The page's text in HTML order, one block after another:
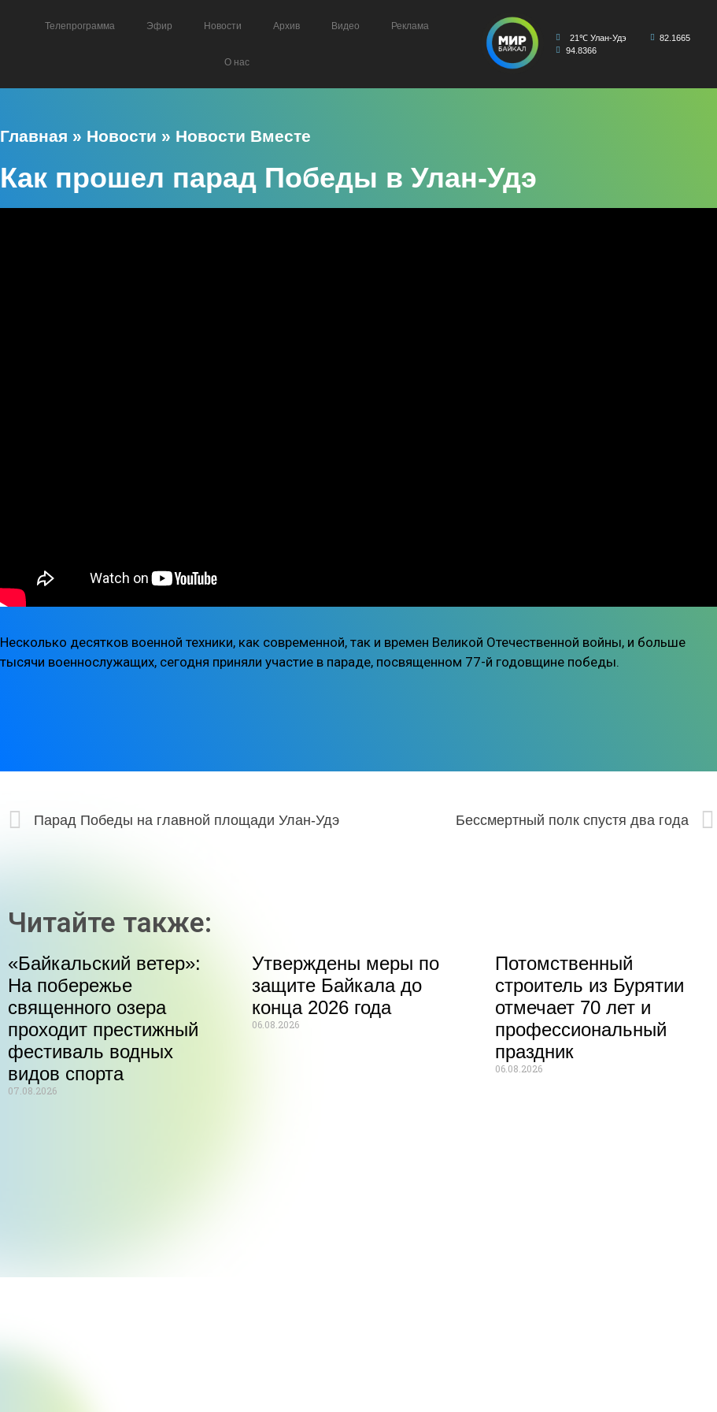
Телепрограмма Эфир Новости Архив Видео Реклама
О нас
21℃ Улан-Удэ
82.1665
94.8366
Главная » Новости » Новости Вместе
Как прошел парад Победы в Улан-Удэ
Несколько десятков военной техники, как современной, так и времен Великой Отечественной войны, и больше
тысячи военнослужащих, сегодня приняли участие в параде, посвященном 77-й годовщине победы.
Парад Победы на главной площади Улан-Удэ Бессмертный полк спустя два года
Читайте также:
«Байкальский ветер»:
На побережье
священного озера
проходит престижный
фестиваль водных
видов спорта
07.08.2026
Утверждены меры по
защите Байкала до
конца 2026 года
06.08.2026
Потомственный
строитель из Бурятии
отмечает 70 лет и
профессиональный
праздник
06.08.2026